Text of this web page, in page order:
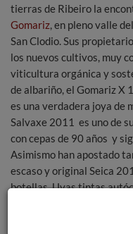
tierras de Ribeiro la
Gomariz, en pleno valle
San Clodio. Sus
los nuevos cultivos, muy
viticultura orgánica y
de albariño, el Gomariz X
es una verdadera joya
Salvaxe 2011 es uno de
con cepas de 90 años y
Asimismo han apostado
escaso y original Seica
botellas. Uvas tintas